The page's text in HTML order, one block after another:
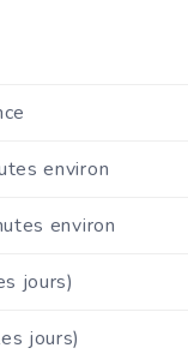
environ
environ
jours)
jours)